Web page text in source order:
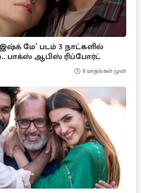
மே' படம் 3 நாட்களில்
பாக்ஸ் ஆபிஸ் ரிப்போர்ட்
8 மாதங்கள் முன்